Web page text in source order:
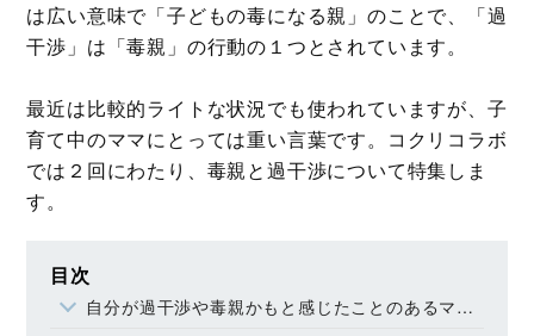
は広い意味で「子どもの毒になる親」のことで、「過
干渉」は「毒親」の行動の１つとされています。
最近は比較的ライトな状況でも使われていますが、子
育て中のママにとっては重い言葉です。コクリコラボ
では２回にわたり、毒親と過干渉について特集しま
す。
目次
自分が過干渉や毒親かもと感じたことのあるママは８割